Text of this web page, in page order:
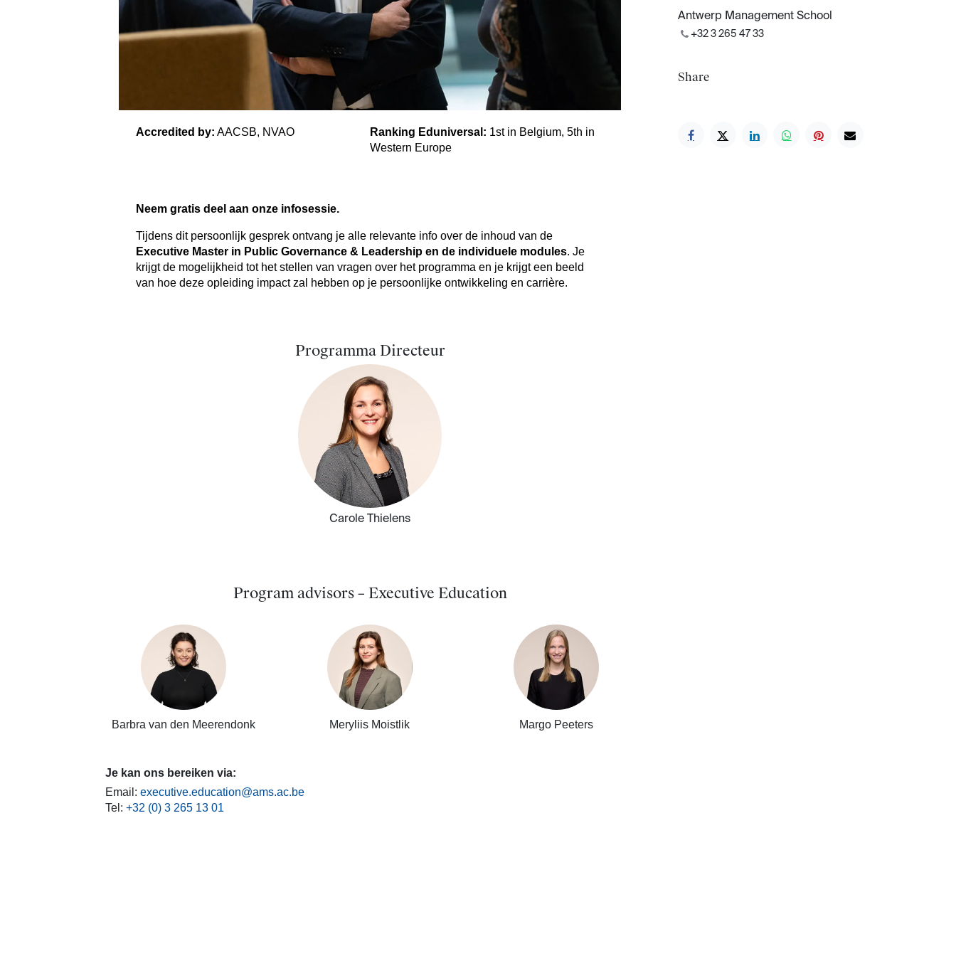
Accredited by: AACSB, NVAO Ranking Eduniversal: 1st in Belgium, 5th in
Western Europe
Neem gratis deel aan onze infosessie.
Tijdens dit persoonlijk gesprek ontvang je alle relevante info over de inhoud van de
Executive Master in Public Governance & Leadership en de individuele modules. Je
krijgt de mogelijkheid tot het stellen van vragen over het programma en je krijgt een beeld
van hoe deze opleiding impact zal hebben op je persoonlijke ontwikkeling en carrière.
Programma Directeur
Carole Thielens
Program advisors – Executive Education
Barbra van den Meerendonk Meryliis Moistlik Margo Peeters
Je kan ons bereiken via:
Email: executive.education@ams.ac.be
Tel: +32 (0) 3 265 13 01
Antwerp Management School
+32 3 265 47 33
Share